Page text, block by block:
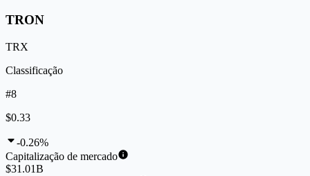
TRON
TRX
Classificação
#8
$0.33
-0.26%
Capitalização de mercado
$31.01B